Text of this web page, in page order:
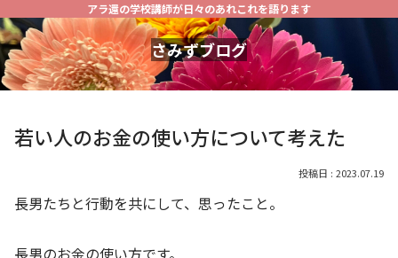
アラ還の学校講師が日々のあれこれを語ります
さみずブログ
若い人のお金の使い方について考えた
2023.07.19
長男たちと行動を共にして、思ったこと。